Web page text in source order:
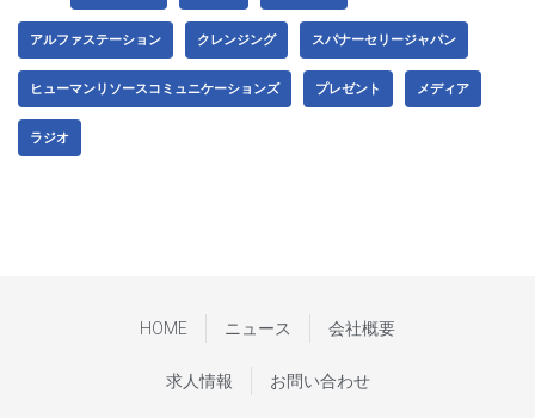
アルファステーション クレンジング スパナーセリージャパン
ヒューマンリソースコミュニケーションズ プレゼント メディア
ラジオ
HOME ニュース 会社概要
求人情報 お問い合わせ